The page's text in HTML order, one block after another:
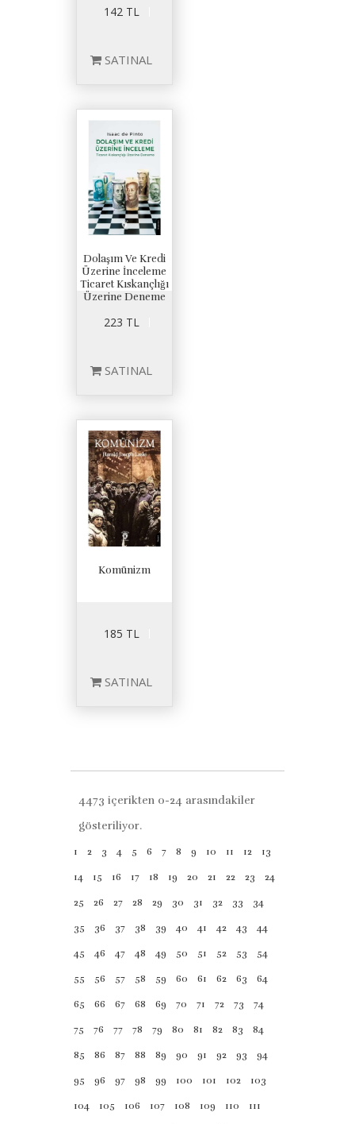
142 TL
SATINAL
Dolaşım Ve Kredi
Üzerine İnceleme
Ticaret Kıskançlığı
Üzerine Deneme
223 TL
SATINAL
Komünizm
185 TL
SATINAL
4473 içerikten 0-24 arasındakiler
gösteriliyor.
1 2 3 4 5 6 7 8 9 10 11 12 13
14 15 16 17 18 19 20 21 22 23 24
25 26 27 28 29 30 31 32 33 34
35 36 37 38 39 40 41 42 43 44
45 46 47 48 49 50 51 52 53 54
55 56 57 58 59 60 61 62 63 64
65 66 67 68 69 70 71 72 73 74
75 76 77 78 79 80 81 82 83 84
85 86 87 88 89 90 91 92 93 94
95 96 97 98 99 100 101 102 103
104 105 106 107 108 109 110 111